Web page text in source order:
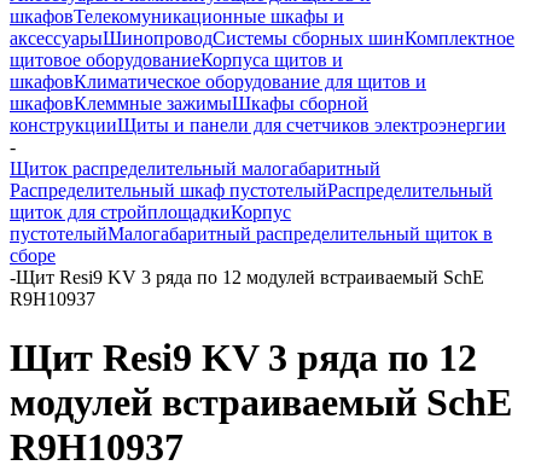
шкафовТелекомуникационные шкафы и
аксессуарыШинопроводСистемы сборных шинКомплектное
щитовое оборудованиеКорпуса щитов и
шкафовКлиматическое оборудование для щитов и
шкафовКлеммные зажимыШкафы сборной
конструкцииЩиты и панели для счетчиков электроэнергии
-
Щиток распределительный малогабаритный
Распределительный шкаф пустотелыйРаспределительный
щиток для стройплощадкиКорпус
пустотелыйМалогабаритный распределительный щиток в
сборе
-Щит Resi9 KV 3 ряда по 12 модулей встраиваемый SchE
R9H10937
Щит Resi9 KV 3 ряда по 12
модулей встраиваемый SchE
R9H10937